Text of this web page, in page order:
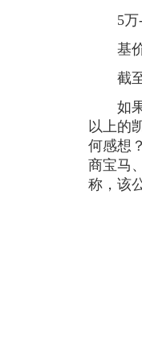
5万-6
基价
截至
如果
以上的
何感想
商宝马
称，该